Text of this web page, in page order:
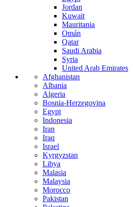
Jordan
Kuwait
Mauritania
Omán
Qatar
Saudi Arabia
Syria
United Arab Emirates
Afghanistan
Albania
Algeria
Bosnia-Herzegovina
Egypt
Indonesia
Iran
Iraq
Israel
Kyrgyzstan
Libya
Malasia
Malaysia
Morocco
Pakistan